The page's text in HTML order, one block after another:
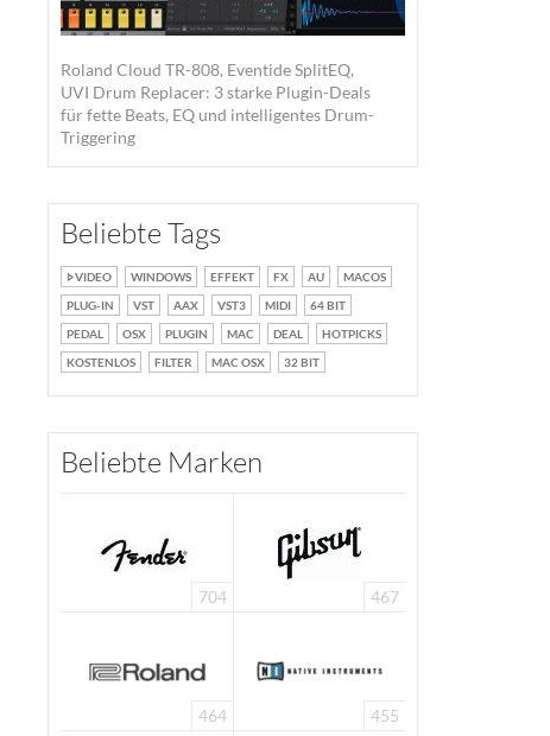
Roland Cloud TR-808, Eventide SplitEQ,
UVI Drum Replacer: 3 starke Plugin-Deals
für fette Beats, EQ und intelligentes Drum-
Triggering
Beliebte Tags
VIDEO WINDOWS EFFEKT FX AU
MACOS
PLUG-IN
VST AAX VST3 MIDI
64 BIT
PEDAL
OSX PLUGIN MAC DEAL
HOTPICKS
KOSTENLOS
FILTER MAC OSX 32 BIT
Beliebte Marken
704 467
464 455